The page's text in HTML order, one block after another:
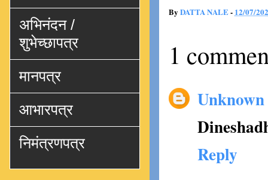
By DATTA NALE- 12/07/
1
Unknown
Reply
अभिनंदन /
शुभेच्छापत्र
मानपत्र
आभारपत्र
निमंत्रणपत्र